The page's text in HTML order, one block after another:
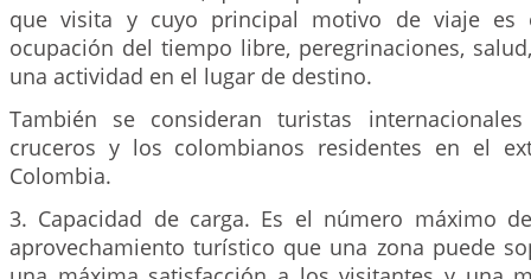
que visita y cuyo principal motivo de viaje es
ocupación del tiempo libre, peregrinaciones,
una actividad en el lugar de destino.
También se consideran turistas
cruceros y los colombianos residentes en el
Colombia.
3. Capacidad de carga. Es el número máximo
aprovechamiento turístico que una zona puede